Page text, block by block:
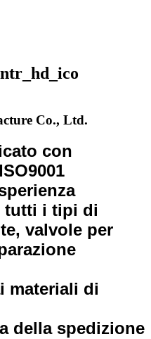
Co., Ltd.
con
tutti i tipi di
valvole per
materiali di
della spedizione